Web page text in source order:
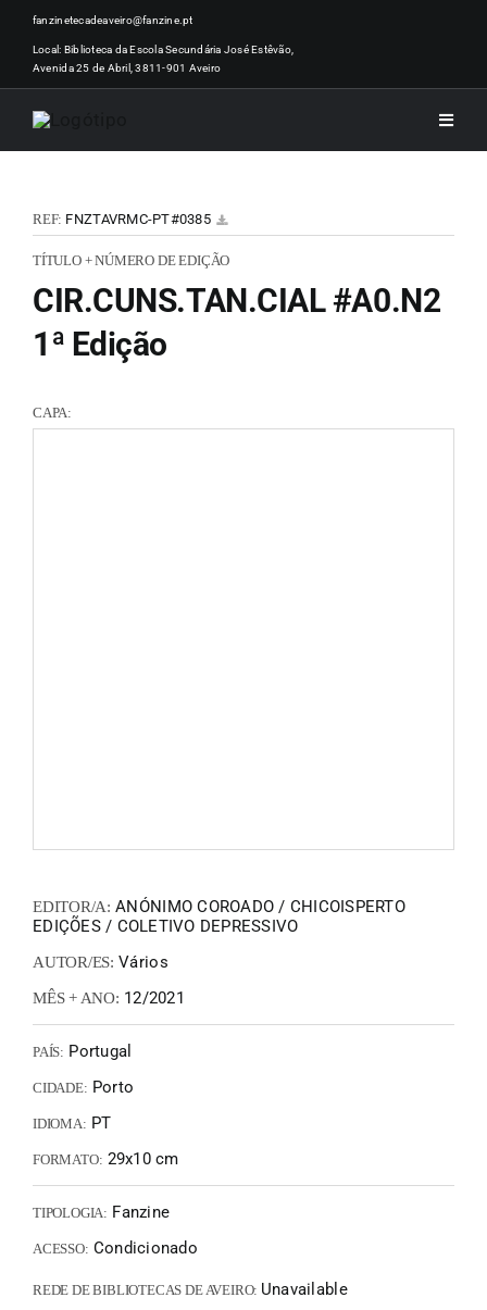
Skip
content
fanzinetecadeaveiro@fanzine.pt
Local: Biblioteca da Escola Secundária José Estêvão,
Avenida 25 de Abril, 3811-901 Aveiro
Toggle
REF: FNZTAVRMC-PT#0385
TÍTULO + NÚMERO DE EDIÇÃO
CIR.CUNS.TAN.CIAL #A0.N2
1ª Edição
CAPA:
EDITOR/A: ANÓNIMO COROADO / CHICOISPERTO
EDIÇÕES / COLETIVO DEPRESSIVO
AUTOR/ES: Vários
MÊS + ANO: 12/2021
PAÍS: Portugal
CIDADE: Porto
IDIOMA: PT
FORMATO: 29x10 cm
TIPOLOGIA: Fanzine
ACESSO: Condicionado
REDE DE BIBLIOTECAS DE AVEIRO: Unavailable